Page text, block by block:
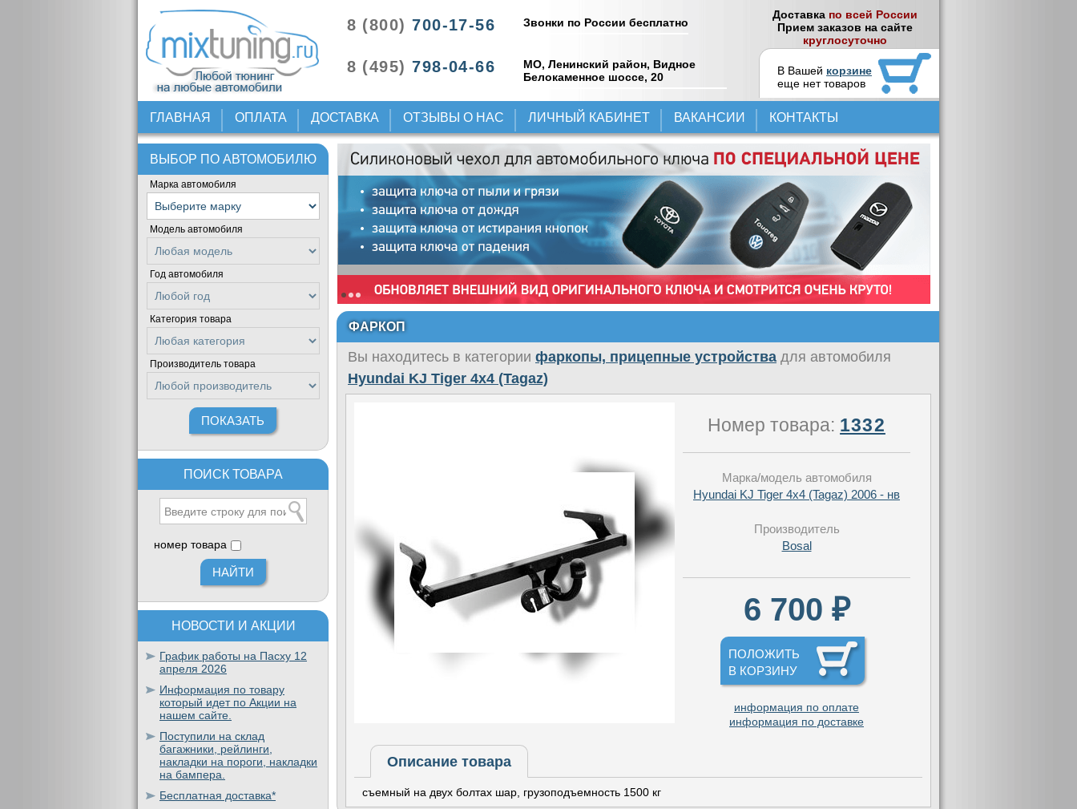
8 (800) 700-17-56
8 (495) 798-04-66
Звонки по России бесплатно
МО, Ленинский район, Видное
Белокаменное шоссе, 20
Доставка по всей России
Прием заказов на сайте
круглосуточно
В Вашей корзине
еще нет товаров
ГЛАВНАЯ ОПЛАТА ДОСТАВКА ОТЗЫВЫ О НАС ЛИЧНЫЙ КАБИНЕТ ВАКАНСИИ КОНТАКТЫ
ВЫБОР ПО АВТОМОБИЛЮ
Марка автомобиля
Модель автомобиля
Год автомобиля
Категория товара
Производитель товара
ПОИСК ТОВАРА
номер товара
НОВОСТИ И АКЦИИ
График работы на Пасху 12
апреля 2026
Информация по товару
который идет по Акции на
нашем сайте.
Поступили на склад
багажники, рейлинги,
накладки на пороги, накладки
на бампера.
Бесплатная доставка*
ФАРКОП
Вы находитесь в категории фаркопы, прицепные устройства для автомобиля
Hyundai KJ Tiger 4x4 (Tagaz)
Номер товара: 1332
Марка/модель автомобиля
Hyundai KJ Tiger 4x4 (Tagaz) 2006 - нв
Производитель
Bosal
6 700 ₽
ПОЛОЖИТЬ
В КОРЗИНУ
информация по оплате
информация по доставке
Описание товара
съемный на двух болтах шар, грузоподъемность 1500 кг